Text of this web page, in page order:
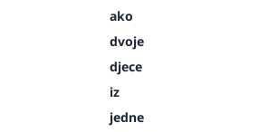
ako
dvoje
djece
iz
jedne